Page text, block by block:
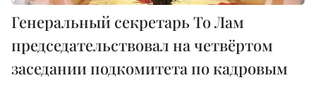
Генеральный секретарь То Лам
председательствовал на четвёртом
заседании подкомитета по кадровым